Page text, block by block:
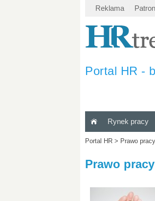
Reklama
Portal HR -
Rynek pracy
Portal HR > Prawo pracy
Prawo pracy